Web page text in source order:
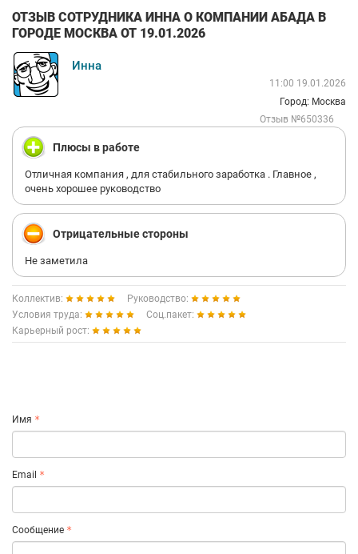
ОТЗЫВ СОТРУДНИКА ИННА О КОМПАНИИ АБАДА В
ГОРОДЕ МОСКВА ОТ 19.01.2026
Инна
11:00 19.01.2026
Город: Москва
Отзыв №650336
Плюсы в работе
Отличная компания , для стабильного заработка . Главное ,
очень хорошее руководство
Отрицательные стороны
Не заметила
Коллектив:
Руководство:
Условия труда:
Соц.пакет:
Карьерный рост:
Имя
Email
Сообщение